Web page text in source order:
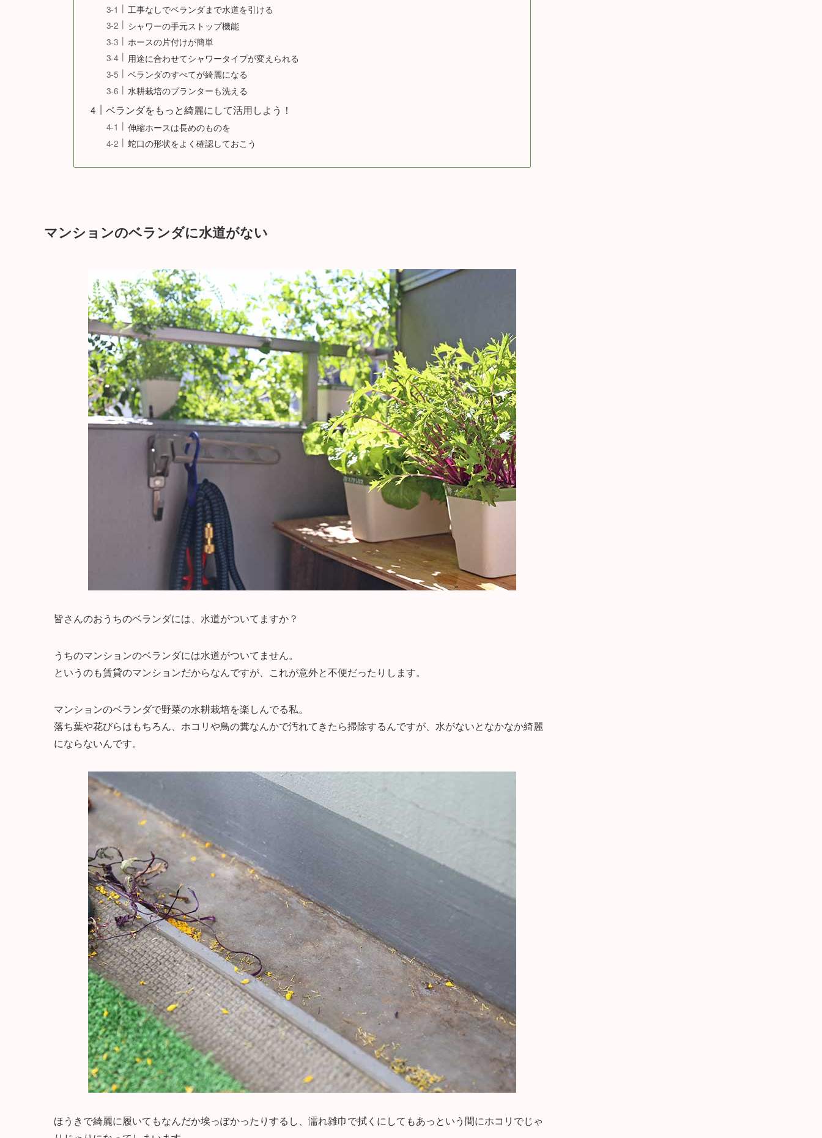
工事なしでベランダまで水道を引ける
シャワーの手元ストップ機能
ホースの片付けが簡単
用途に合わせてシャワータイプが変えられる
ベランダのすべてが綺麗になる
水耕栽培のプランターも洗える
ベランダをもっと綺麗にして活用しよう！
伸縮ホースは長めのものを
蛇口の形状をよく確認しておこう
マンションのベランダに水道がない
皆さんのおうちのベランダには、水道がついてますか？
うちのマンションのベランダには水道がついてません。
というのも賃貸のマンションだからなんですが、これが意外と不便だったりします。
マンションのベランダで野菜の水耕栽培を楽しんでる私。
落ち葉や花びらはもちろん、ホコリや鳥の糞なんかで汚れてきたら掃除するんですが、水がないとなかなか綺麗
にならないんです。
ほうきで綺麗に履いてもなんだか埃っぽかったりするし、濡れ雑巾で拭くにしてもあっという間にホコリでじゃ